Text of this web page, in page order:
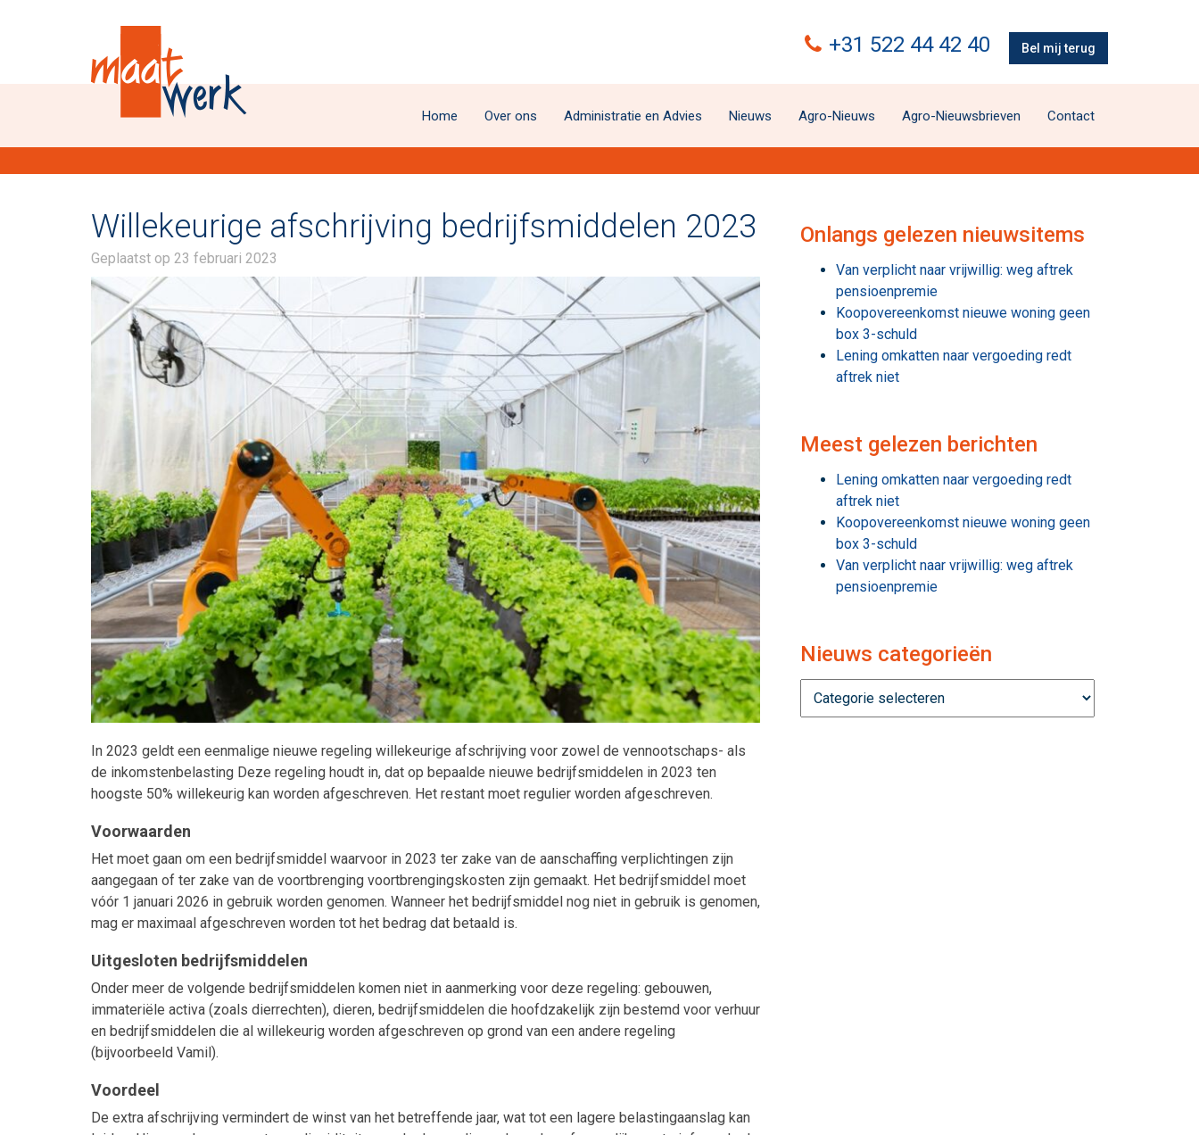
Maatwerk
+31 522 44 42 40 Bel mij terug
Home Over ons Administratie en Advies Nieuws Agro-Nieuws Agro-Nieuwsbrieven Contact
Willekeurige afschrijving bedrijfsmiddelen 2023
Geplaatst op 23 februari 2023
In 2023 geldt een eenmalige nieuwe regeling willekeurige afschrijving voor zowel de vennootschaps- als
de inkomstenbelasting Deze regeling houdt in, dat op bepaalde nieuwe bedrijfsmiddelen in 2023 ten
hoogste 50% willekeurig kan worden afgeschreven. Het restant moet regulier worden afgeschreven.
Voorwaarden
Het moet gaan om een bedrijfsmiddel waarvoor in 2023 ter zake van de aanschaffing verplichtingen zijn
aangegaan of ter zake van de voortbrenging voortbrengingskosten zijn gemaakt. Het bedrijfsmiddel moet
vóór 1 januari 2026 in gebruik worden genomen. Wanneer het bedrijfsmiddel nog niet in gebruik is genomen,
mag er maximaal afgeschreven worden tot het bedrag dat betaald is.
Uitgesloten bedrijfsmiddelen
Onder meer de volgende bedrijfsmiddelen komen niet in aanmerking voor deze regeling: gebouwen,
immateriële activa (zoals dierrechten), dieren, bedrijfsmiddelen die hoofdzakelijk zijn bestemd voor verhuur
en bedrijfsmiddelen die al willekeurig worden afgeschreven op grond van een andere regeling
(bijvoorbeeld Vamil).
Voordeel
De extra afschrijving vermindert de winst van het betreffende jaar, wat tot een lagere belastingaanslag kan
Onlangs gelezen nieuwsitems
Van verplicht naar vrijwillig: weg aftrek
pensioenpremie
Koopovereenkomst nieuwe woning geen
box 3-schuld
Lening omkatten naar vergoeding redt
aftrek niet
Meest gelezen berichten
Lening omkatten naar vergoeding redt
aftrek niet
Koopovereenkomst nieuwe woning geen
box 3-schuld
Van verplicht naar vrijwillig: weg aftrek
pensioenpremie
Nieuws categorieën
categorieën